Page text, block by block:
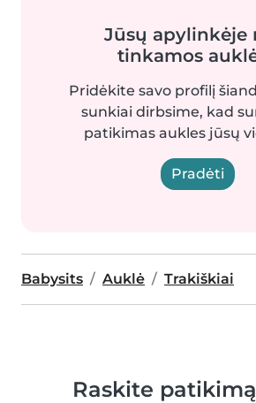
Jūsų apylinkėje
tinkamos
Pridėkite savo profilį
sunkiai dirbsime, kad
patikimas aukles jūsų
Pradėti
Babysits Auklė Trakiškiai
Raskite